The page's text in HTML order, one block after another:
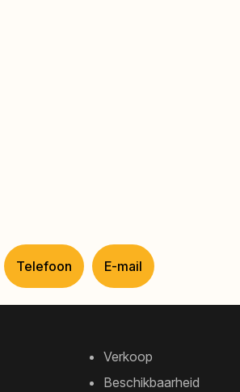
Telefoon E-mail
Verkoop
Beschikbaarheid